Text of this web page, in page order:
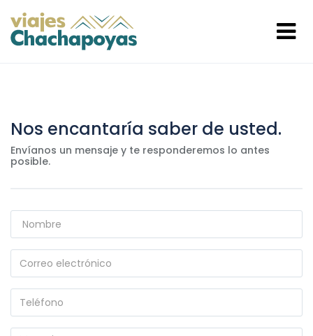
Nos encantaría saber de usted.
Envíanos un mensaje y te responderemos lo antes
posible.